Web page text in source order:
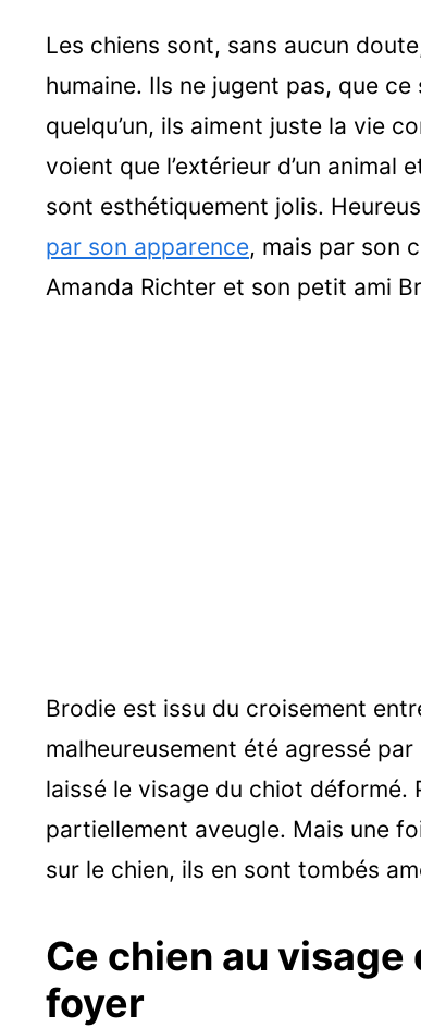
Les chiens sont, sans aucun
humaine. Ils ne jugent pas, que
quelqu’un, ils aiment juste la vie
voient que l’extérieur d’un
sont esthétiquement jolis.
par son apparence, mais par son
Amanda Richter et son petit ami
Brodie est issu du croisement
malheureusement été agressé par
laissé le visage du chiot déformé.
partiellement aveugle. Mais une
sur le chien, ils en sont tombés
Ce chien au
foyer